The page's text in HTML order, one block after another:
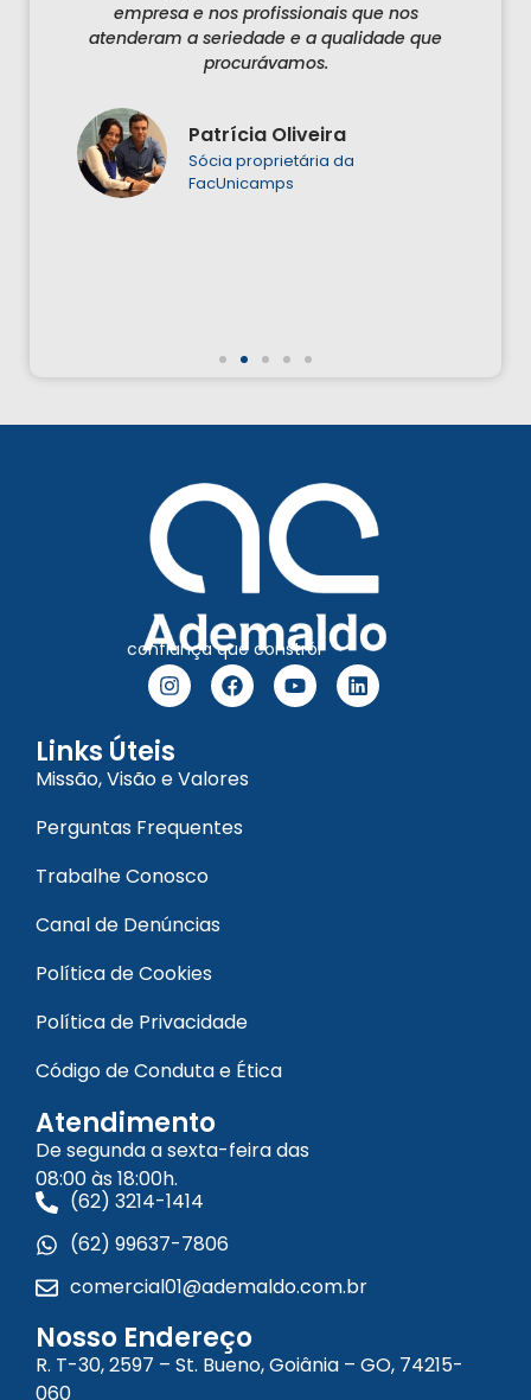
empresa e nos profissionais que nos
atenderam a seriedade e a qualidade que
procurávamos.
Patrícia Oliveira
Sócia proprietária da
FacUnicamps
confiança que constrói
Links Úteis
Missão, Visão e Valores
Perguntas Frequentes
Trabalhe Conosco
Canal de Denúncias
Política de Cookies
Política de Privacidade
Código de Conduta e Ética
Atendimento
De segunda a sexta-feira das
08:00 às 18:00h.
(62) 3214-1414
(62) 99637-7806
comercial01@ademaldo.com.br
Nosso Endereço
R. T-30, 2597 – St. Bueno, Goiânia – GO, 74215-
060